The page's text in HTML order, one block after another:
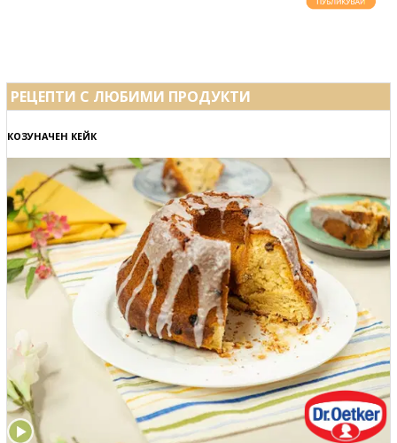
РЕЦЕПТИ С ЛЮБИМИ ПРОДУКТИ
КОЗУНАЧЕН КЕЙК